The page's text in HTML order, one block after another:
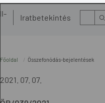
Iratbetekintés Kereső
Főoldal Összefonódás-bejelentések
2021. 07. 07.